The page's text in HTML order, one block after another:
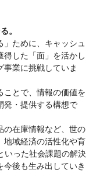
。
ために、キャッシュ
得した「面」を活かし
業に挑戦していま
ことで、情報の価値を
発・提供する構想で
の在庫情報など、世の
地域経済の活性化や育
いった社会課題の解決
後も生み出していき